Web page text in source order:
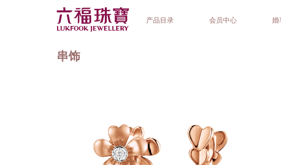
产品目录 会员中心 婚
串饰